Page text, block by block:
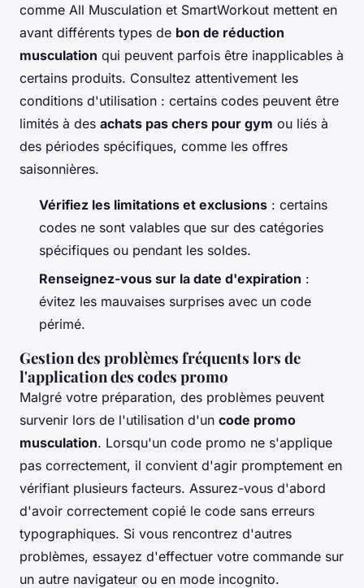
comme All Musculation et SmartWorkout mettent en
avant différents types de bon de réduction
musculation qui peuvent parfois être inapplicables à
certains produits. Consultez attentivement les
conditions d'utilisation : certains codes peuvent être
limités à des achats pas chers pour gym ou liés à
des périodes spécifiques, comme les offres
saisonnières.
Vérifiez les limitations et exclusions : certains
codes ne sont valables que sur des catégories
spécifiques ou pendant les soldes.
Renseignez-vous sur la date d'expiration :
évitez les mauvaises surprises avec un code
périmé.
Gestion des problèmes fréquents lors de
l'application des codes promo
Malgré votre préparation, des problèmes peuvent
survenir lors de l'utilisation d'un code promo
musculation. Lorsqu'un code promo ne s'applique
pas correctement, il convient d'agir promptement en
vérifiant plusieurs facteurs. Assurez-vous d'abord
d'avoir correctement copié le code sans erreurs
typographiques. Si vous rencontrez d'autres
problèmes, essayez d'effectuer votre commande sur
un autre navigateur ou en mode incognito.